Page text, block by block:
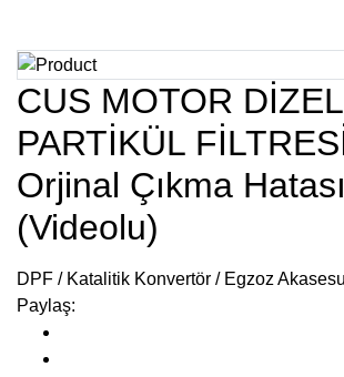
CUS MOTOR DİZEL
PARTİKÜL
Orjinal Çıkma
(Videolu)
DPF / Katalitik Konvertör / Egzoz
Paylaş: